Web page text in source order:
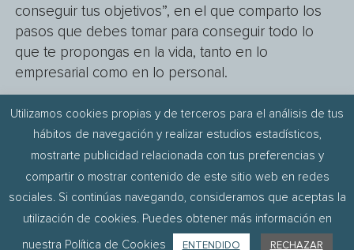
conseguir tus objetivos”, en el que comparto los
pasos que debes tomar para conseguir todo lo
que te propongas en la vida, tanto en lo
empresarial como en lo personal.
DESCÁRGATELO AQUÍ
POLÍTICA DE COOKIES
POLÍTICA DE COMPRA
Utilizamos cookies propias y de terceros para el análisis de tus
hábitos de navegación y realizar estudios estadísticos,
mostrarte publicidad relacionada con tus preferencias y
compartir o mostrar contenido de este sitio web en redes
sociales. Si continúas navegando, consideramos que aceptas la
utilización de cookies. Puedes obtener más información en
nuestra Política de Cookies ENTENDIDO RECHAZAR